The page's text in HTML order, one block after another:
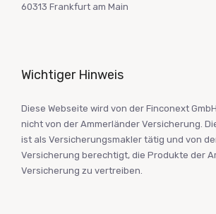
60313 Frankfurt am Main
Wichtiger Hinweis
Diese Webseite wird von der Finconext
nicht von der Ammerländer Versicherung.
ist als Versicherungsmakler tätig und von
Versicherung berechtigt, die Produkte der
Versicherung zu vertreiben.